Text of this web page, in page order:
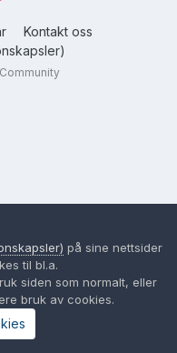
Kontakt oss
på sine nettsider
til bl.a.
siden som normalt, eller
bruk av cookies.